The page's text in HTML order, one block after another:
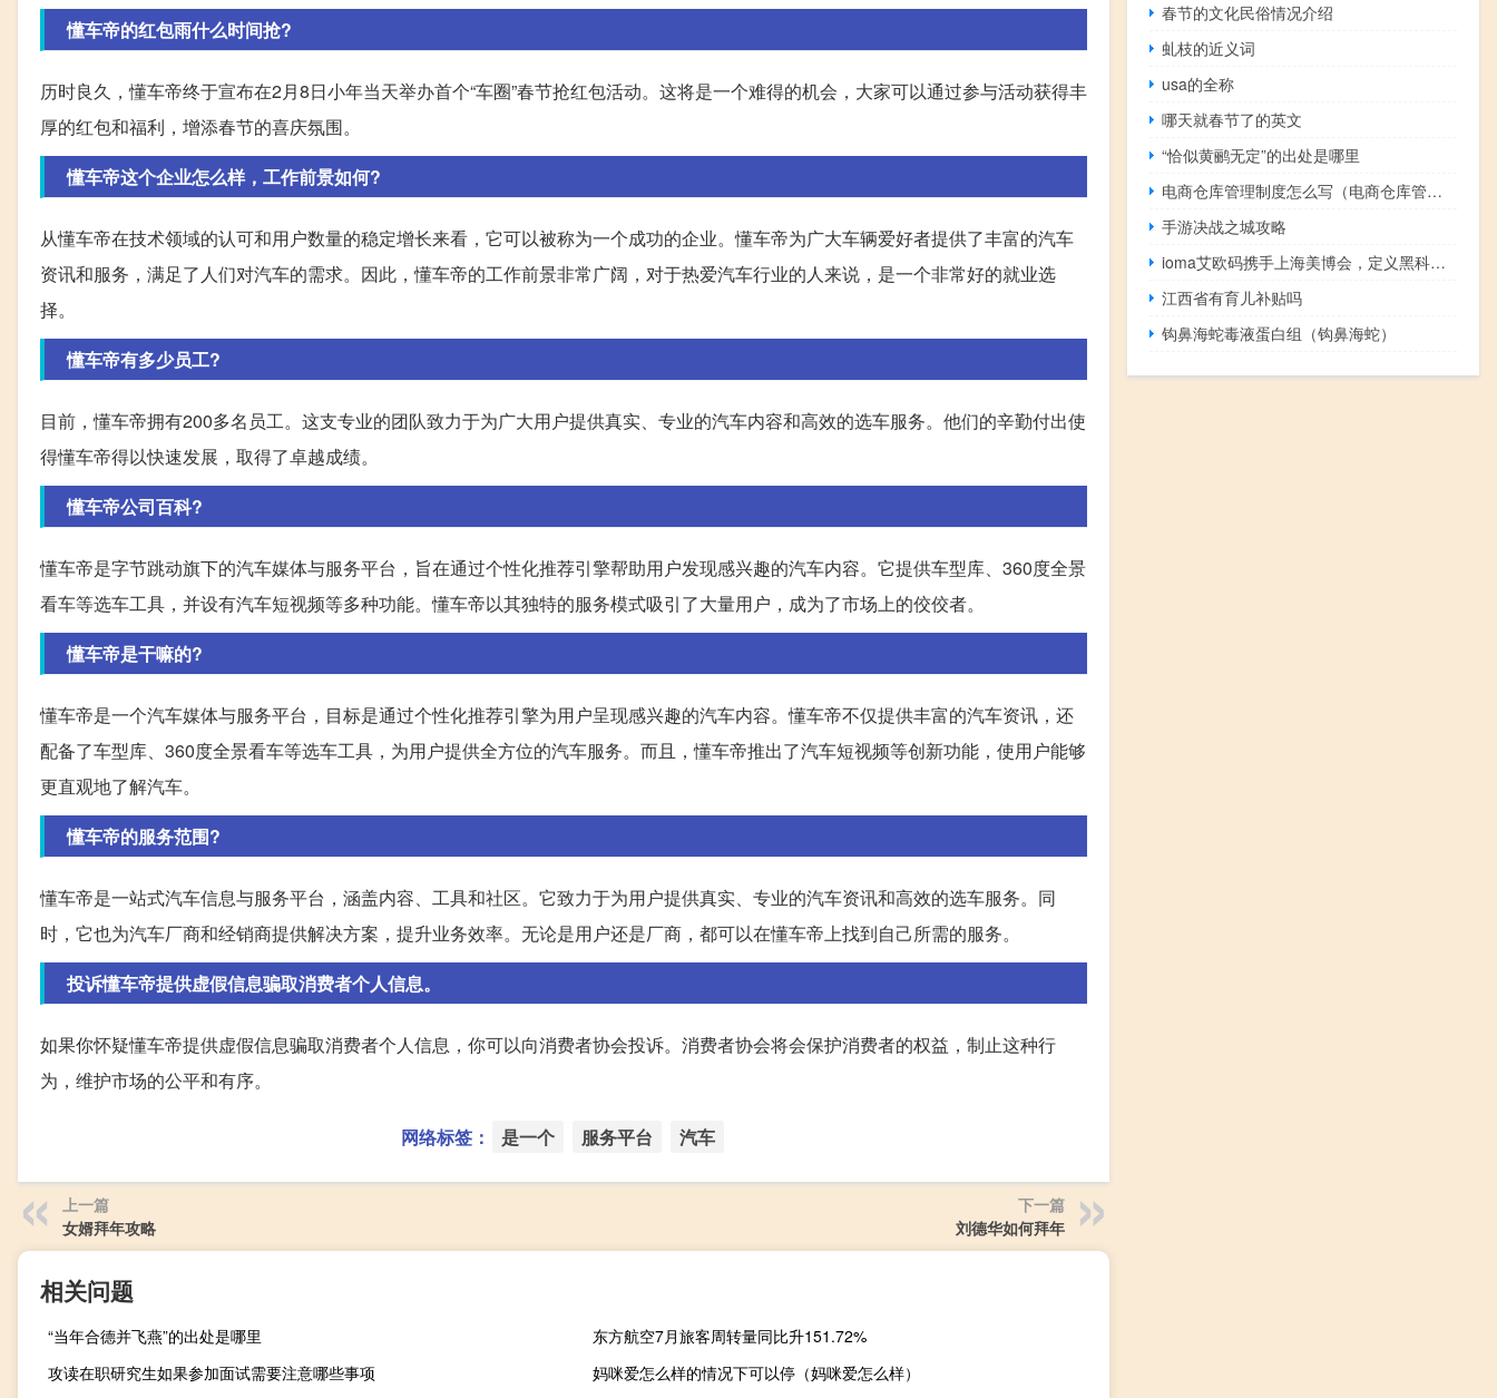
懂车帝的红包雨什么时间抢?
历时良久，懂车帝终于宣布在2月8日小年当天举办首个“车圈”春节抢红包活动。这将是一个难得的机会，大家可以通过参与活动获得丰
厚的红包和福利，增添春节的喜庆氛围。
懂车帝这个企业怎么样，工作前景如何?
从懂车帝在技术领域的认可和用户数量的稳定增长来看，它可以被称为一个成功的企业。懂车帝为广大车辆爱好者提供了丰富的汽车
资讯和服务，满足了人们对汽车的需求。因此，懂车帝的工作前景非常广阔，对于热爱汽车行业的人来说，是一个非常好的就业选
择。
懂车帝有多少员工?
目前，懂车帝拥有200多名员工。这支专业的团队致力于为广大用户提供真实、专业的汽车内容和高效的选车服务。他们的辛勤付出使
得懂车帝得以快速发展，取得了卓越成绩。
懂车帝公司百科?
懂车帝是字节跳动旗下的汽车媒体与服务平台，旨在通过个性化推荐引擎帮助用户发现感兴趣的汽车内容。它提供车型库、360度全景
看车等选车工具，并设有汽车短视频等多种功能。懂车帝以其独特的服务模式吸引了大量用户，成为了市场上的佼佼者。
懂车帝是干嘛的?
懂车帝是一个汽车媒体与服务平台，目标是通过个性化推荐引擎为用户呈现感兴趣的汽车内容。懂车帝不仅提供丰富的汽车资讯，还
配备了车型库、360度全景看车等选车工具，为用户提供全方位的汽车服务。而且，懂车帝推出了汽车短视频等创新功能，使用户能够
更直观地了解汽车。
懂车帝的服务范围?
懂车帝是一站式汽车信息与服务平台，涵盖内容、工具和社区。它致力于为用户提供真实、专业的汽车资讯和高效的选车服务。同
时，它也为汽车厂商和经销商提供解决方案，提升业务效率。无论是用户还是厂商，都可以在懂车帝上找到自己所需的服务。
投诉懂车帝提供虚假信息骗取消费者个人信息。
如果你怀疑懂车帝提供虚假信息骗取消费者个人信息，你可以向消费者协会投诉。消费者协会将会保护消费者的权益，制止这种行
为，维护市场的公平和有序。
网络标签： 是一个 服务平台 汽车
上一篇
女婿拜年攻略
下一篇
刘德华如何拜年
相关问题
“当年合德并飞燕”的出处是哪里
东方航空7月旅客周转量同比升151.72%
攻读在职研究生如果参加面试需要注意哪些事项
妈咪爱怎么样的情况下可以停（妈咪爱怎么样）
春节的文化民俗情况介绍
虬枝的近义词
usa的全称
哪天就春节了的英文
“恰似黄鹂无定”的出处是哪里
电商仓库管理制度怎么写（电商仓库管理制度及流程）
手游决战之城攻略
ioma艾欧码携手上海美博会，定义黑科技美学公式
江西省有育儿补贴吗
钩鼻海蛇毒液蛋白组（钩鼻海蛇）